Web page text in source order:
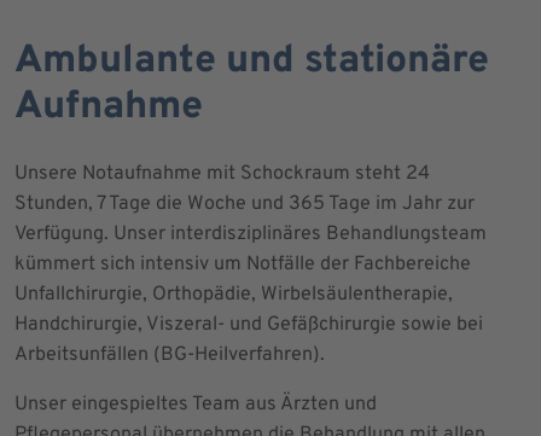
Ambulante und stationäre
Aufnahme
Unsere Notaufnahme mit Schockraum steht 24
Stunden, 7 Tage die Woche und 365 Tage im Jahr zur
Verfügung. Unser interdisziplinäres Behandlungsteam
kümmert sich intensiv um Notfälle der Fachbereiche
Unfallchirurgie, Orthopädie, Wirbelsäulentherapie,
Handchirurgie, Viszeral- und Gefäßchirurgie sowie bei
Arbeitsunfällen (BG-Heilverfahren).
Unser eingespieltes Team aus Ärzten und